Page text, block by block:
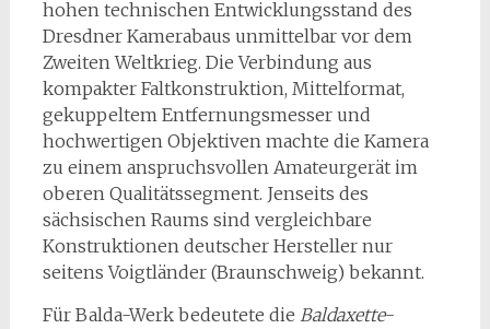
hohen technischen Entwicklungsstand des
Dresdner Kamerabaus unmittelbar vor dem
Zweiten Weltkrieg. Die Verbindung aus
kompakter Faltkonstruktion, Mittelformat,
gekuppeltem Entfernungsmesser und
hochwertigen Objektiven machte die Kamera
zu einem anspruchsvollen Amateurgerät im
oberen Qualitätssegment. Jenseits des
sächsischen Raums sind vergleichbare
Konstruktionen deutscher Hersteller nur
seitens Voigtländer (Braunschweig) bekannt.
Für Balda-Werk bedeutete die Baldaxette-